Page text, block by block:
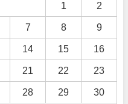
1 2
7 8 9
14 15 16
21 22 23
28 29 30